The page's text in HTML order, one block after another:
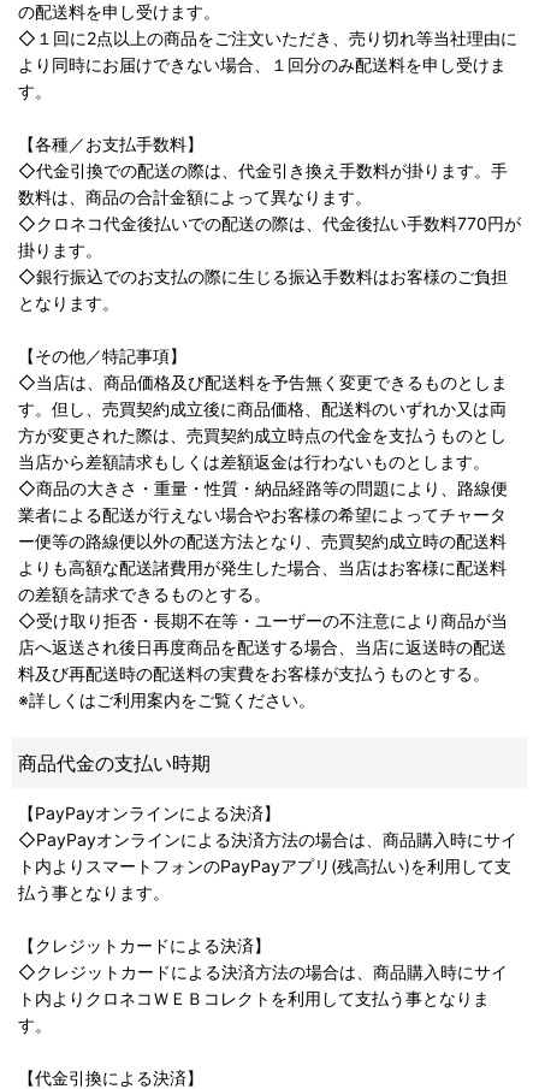
の配送料を申し受けます。
◇１回に2点以上の商品をご注文いただき、売り切れ等当社理由に
より同時にお届けできない場合、１回分のみ配送料を申し受けま
す。
【各種／お支払手数料】
◇代金引換での配送の際は、代金引き換え手数料が掛ります。手
数料は、商品の合計金額によって異なります。
◇クロネコ代金後払いでの配送の際は、代金後払い手数料770円が
掛ります。
◇銀行振込でのお支払の際に生じる振込手数料はお客様のご負担
となります。
【その他／特記事項】
◇当店は、商品価格及び配送料を予告無く変更できるものとしま
す。但し、売買契約成立後に商品価格、配送料のいずれか又は両
方が変更された際は、売買契約成立時点の代金を支払うものとし
当店から差額請求もしくは差額返金は行わないものとします。
◇商品の大きさ・重量・性質・納品経路等の問題により、路線便
業者による配送が行えない場合やお客様の希望によってチャータ
ー便等の路線便以外の配送方法となり、売買契約成立時の配送料
よりも高額な配送諸費用が発生した場合、当店はお客様に配送料
の差額を請求できるものとする。
◇受け取り拒否・長期不在等・ユーザーの不注意により商品が当
店へ返送され後日再度商品を配送する場合、当店に返送時の配送
料及び再配送時の配送料の実費をお客様が支払うものとする。
※詳しくはご利用案内をご覧ください。
商品代金の支払い時期
【PayPayオンラインによる決済】
◇PayPayオンラインによる決済方法の場合は、商品購入時にサイ
ト内よりスマートフォンのPayPayアプリ(残高払い)を利用して支
払う事となります。
【クレジットカードによる決済】
◇クレジットカードによる決済方法の場合は、商品購入時にサイ
ト内よりクロネコＷＥＢコレクトを利用して支払う事となりま
す。
【代金引換による決済】